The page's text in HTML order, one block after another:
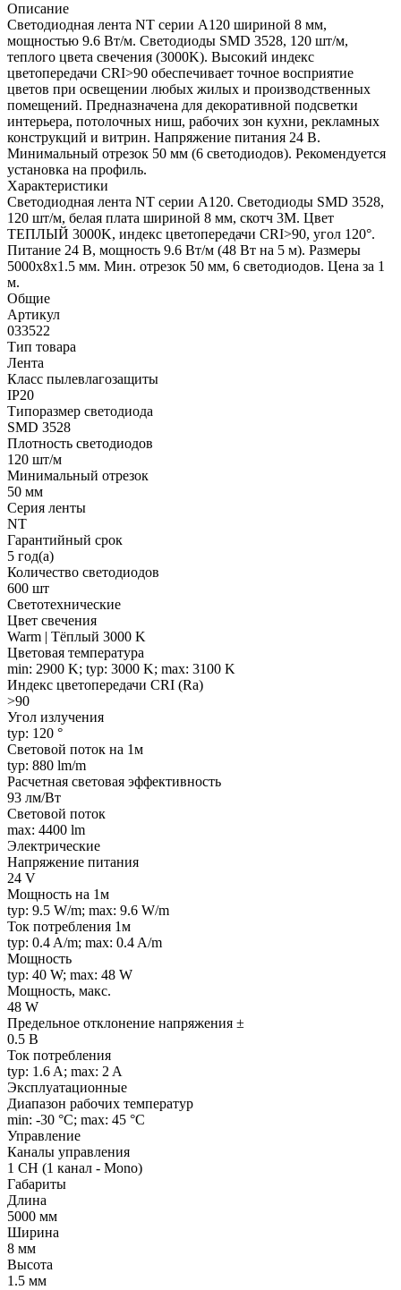
Описание
Светодиодная лента NT серии A120 шириной 8 мм,
мощностью 9.6 Вт/м. Светодиоды SMD 3528, 120 шт/м,
теплого цвета свечения (3000K). Высокий индекс
цветопередачи CRI>90 обеспечивает точное восприятие
цветов при освещении любых жилых и производственных
помещений. Предназначена для декоративной подсветки
интерьера, потолочных ниш, рабочих зон кухни, рекламных
конструкций и витрин. Напряжение питания 24 В.
Минимальный отрезок 50 мм (6 светодиодов). Рекомендуется
установка на профиль.
Характеристики
Светодиодная лента NT серии A120. Светодиоды SMD 3528,
120 шт/м, белая плата шириной 8 мм, скотч 3M. Цвет
ТЕПЛЫЙ 3000K, индекс цветопередачи CRI>90, угол 120°.
Питание 24 В, мощность 9.6 Вт/м (48 Вт на 5 м). Размеры
5000x8x1.5 мм. Мин. отрезок 50 мм, 6 светодиодов. Цена за 1
м.
Общие
Артикул
033522
Тип товара
Лента
Класс пылевлагозащиты
IP20
Типоразмер светодиода
SMD 3528
Плотность светодиодов
120 шт/м
Минимальный отрезок
50 мм
Серия ленты
NT
Гарантийный срок
5 год(а)
Количество светодиодов
600 шт
Светотехнические
Цвет свечения
Warm | Тёплый 3000 K
Цветовая температура
min: 2900 K; typ: 3000 K; max: 3100 K
Индекс цветопередачи CRI (Ra)
>90
Угол излучения
typ: 120 °
Световой поток на 1м
typ: 880 lm/m
Расчетная световая эффективность
93 лм/Вт
Световой поток
max: 4400 lm
Электрические
Напряжение питания
24 V
Мощность на 1м
typ: 9.5 W/m; max: 9.6 W/m
Ток потребления 1м
typ: 0.4 A/m; max: 0.4 A/m
Мощность
typ: 40 W; max: 48 W
Мощность, макс.
48 W
Предельное отклонение напряжения ±
0.5 В
Ток потребления
typ: 1.6 A; max: 2 A
Эксплуатационные
Диапазон рабочих температур
min: -30 °C; max: 45 °C
Управление
Каналы управления
1 CH (1 канал - Mono)
Габариты
Длина
5000 мм
Ширина
8 мм
Высота
1.5 мм